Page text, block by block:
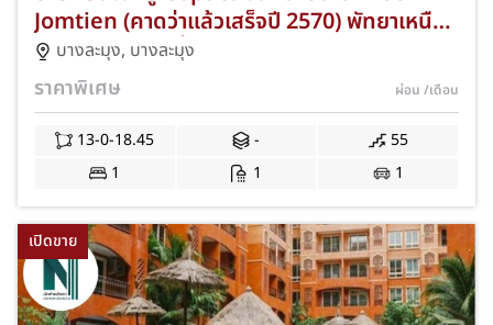
Jomtien (คาดว่าแล้วเสร็จปี 2570) พัทยาเหนือ
1 อาคาร สูง 55 ชั้น รวม 1,880 ยูนิต พร้อมวิว
ทะเล ห้องสวยมีให้เลือกทั้ง 1-3 ห้องนอน และ
ห้อง 1 ห้องนอนพร้อมสระว่ายน้ำส่วนตัว เหมาะ
ทั้งพักอาศัยและลงทุน C-NKAD-0007
บางละมุง, บางละมุง
ราคาพิเศษ ผ่อน /เดือน
13-0-18.45 -
55
1
1 1
เปิดขาย